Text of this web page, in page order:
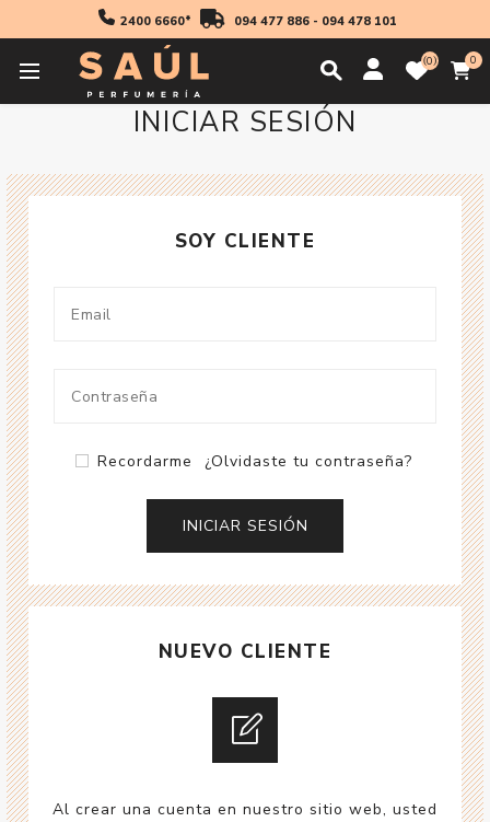
2400 6660* 094 477 886- 094 478 101
0 0
INICIAR SESIÓN
SOY CLIENTE
Recordarme ¿Olvidaste tu contraseña?
NUEVO CLIENTE
Al crear una cuenta en nuestro sitio web, usted